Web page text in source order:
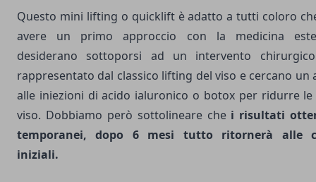
Questo mini lifting o quicklift è adatto a tutti coloro
avere un primo approccio con la medicina
desiderano sottoporsi ad un intervento
rappresentato dal classico lifting del viso e cercano un
alle iniezioni di acido ialuronico o botox per ridurre
viso. Dobbiamo però sottolineare che i risultati
temporanei, dopo 6 mesi tutto ritornerà alle
iniziali.